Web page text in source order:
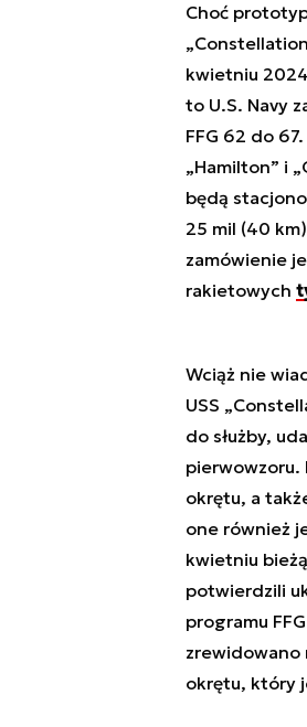
Choć
kwietniu
to U.S. Navy
FFG 62 do
„Hamilton” i
będą
25 mil (40
zamówienie
rakietowych
Wciąż nie
USS
do służby,
pierwowzoru.
okrętu, a
one również
kwietniu
potwierdzili
programu
zrewidowano
okrętu, który